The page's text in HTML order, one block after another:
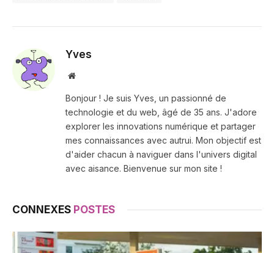
Yves
Site
Bonjour ! Je suis Yves, un passionné de
technologie et du web, âgé de 35 ans. J'adore
explorer les innovations numérique et partager
mes connaissances avec autrui. Mon objectif est
d'aider chacun à naviguer dans l'univers digital
avec aisance. Bienvenue sur mon site !
CONNEXES POSTES